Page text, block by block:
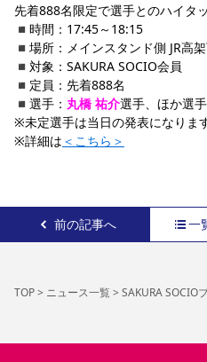
先着888名限定で選手とのハイタ
◾️時間：17:45～18:15
◾️場所：メインスタンド側 JR高
◾️対象：SAKURA SOCIO会員
◾️定員：先着888名
◾️選手： 丸橋 祐介選手、ほか選
※未定選手は当日の発表になりま
※詳細は ＜こちら＞
前の記事へ 一
TOP> ニュース一覧> SAKURA SOCIO